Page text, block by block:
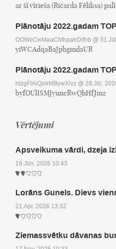
ar šī vīrieša (Ričarda Fēliksa)
Plānotāju 2022.gadam
OOWcCwMaaCMhpahDifnb @
yiWCAdqaBaJpbgmdaUR
Plānotāju 2022.gadam
htzgFIAiQoIrMBywXlvz @ 28.Jūl,
byfOUlISMJyuncRwQhHfJmz
Vērtējumi
Apsveikuma vārdi, dzeja
19.Jūn, 2026 10:43
Lorāns Gunels. Dievs
21.Apr, 2026 13:32
Ziemassvētku dāvanas